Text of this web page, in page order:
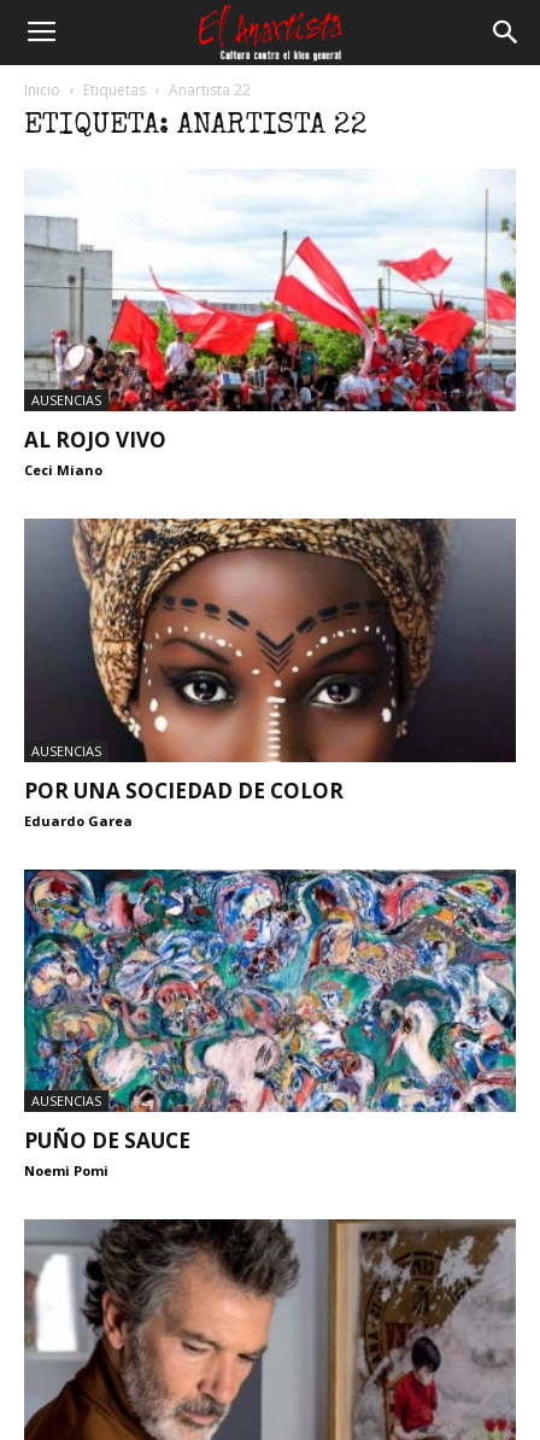
Inicio Etiquetas Anartista 22
ETIQUETA: ANARTISTA 22
AUSENCIAS
AL ROJO VIVO
Ceci Miano
AUSENCIAS
POR UNA SOCIEDAD DE COLOR
Eduardo Garea
AUSENCIAS
PUÑO DE SAUCE
Noemi Pomi